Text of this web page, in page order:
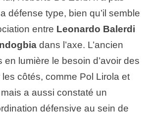
défense type, bien qu’il semble
entre Leonardo Balerdi
dans l’axe. L’ancien
en lumière le besoin d’avoir des
côtés, comme Pol Lirola et
a aussi constaté un
défensive au sein de